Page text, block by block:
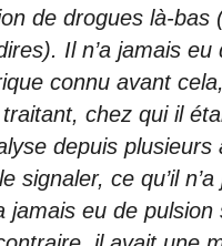
de drogues là-bas
Il n’a jamais eu
connu avant
chez qui il
depuis plusieurs
signaler, ce qu’il
jamais eu de pulsion